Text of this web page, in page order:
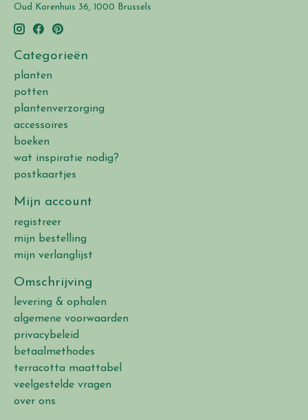
Oud Korenhuis 36, 1000 Brussels
Categorieën
planten
potten
plantenverzorging
accessoires
boeken
wat inspiratie nodig?
postkaartjes
Mijn account
registreer
mijn bestelling
mijn verlanglijst
Omschrijving
levering & ophalen
algemene voorwaarden
privacybeleid
betaalmethodes
terracotta maattabel
veelgestelde vragen
over ons